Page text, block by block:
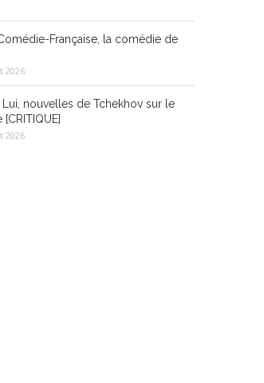
Française, la comédie de
2026
Lui, nouvelles de Tchekhov sur le
[CRITIQUE]
2026